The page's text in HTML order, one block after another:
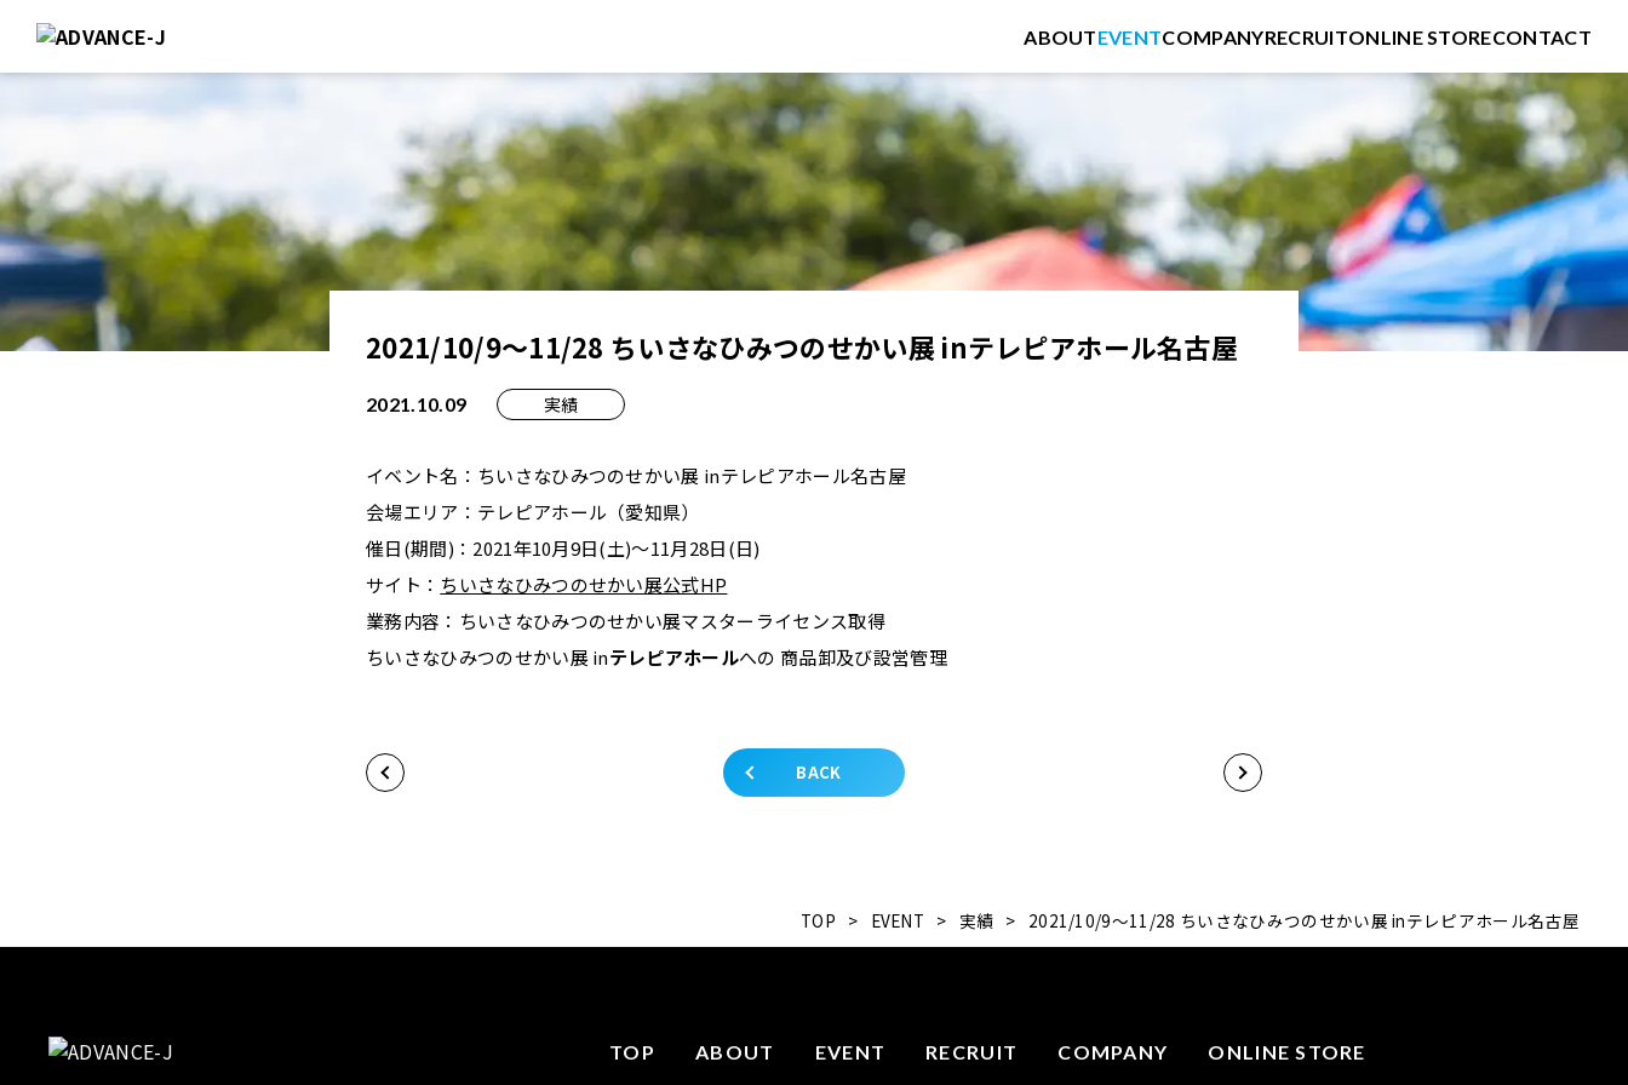
ABOUTEVENTCOMPANYRECRUITONLINE STORECONTACT
2021/10/9～11/28 ちいさなひみつのせかい展 inテレピアホール名古屋
2021.10.09 実績
イベント名：ちいさなひみつのせかい展 inテレピアホール名古屋
会場エリア：テレピアホール（愛知県）
催日(期間)：2021年10月9日(土)～11月28日(日)
サイト： ちいさなひみつのせかい展公式HP
業務内容：ちいさなひみつのせかい展マスターライセンス取得
ちいさなひみつのせかい展 inテレピアホールへの 商品卸及び設営管理
BACK
TOP > EVENT > 実績 > 2021/10/9～11/28 ちいさなひみつのせかい展 inテレピアホール名古屋
TOP ABOUT EVENT RECRUIT COMPANY ONLINE STORE